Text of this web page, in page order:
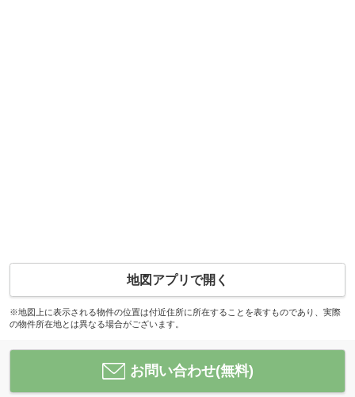
地図アプリで開く
※地図上に表示される物件の位置は付近住所に所在することを表すものであり、実際
の物件所在地とは異なる場合がございます。
お問い合わせ(無料)